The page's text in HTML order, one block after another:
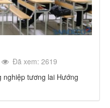
Đã xem: 2619
nghiệp tương lai Hướng